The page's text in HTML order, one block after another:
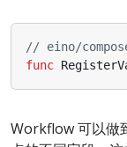
// eino/
func
Workflow 可以做